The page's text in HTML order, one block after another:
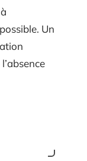
Un